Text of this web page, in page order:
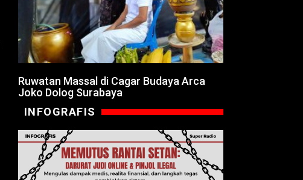
Ruwatan Massal di Cagar Budaya Arca
Joko Dolog Surabaya
INFOGRAFIS